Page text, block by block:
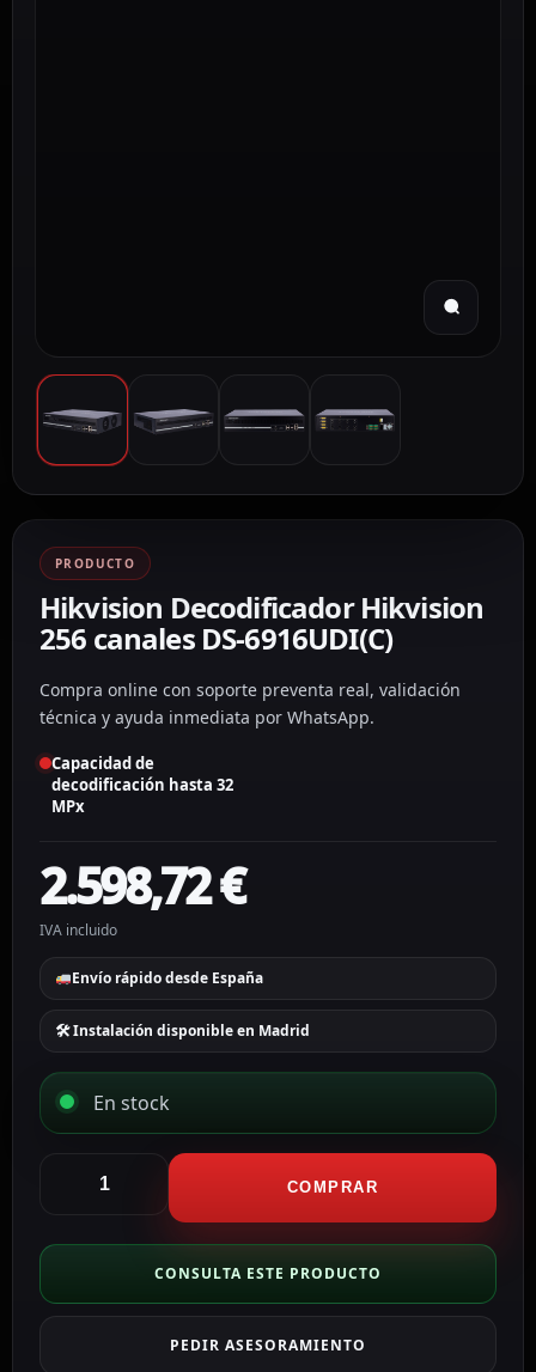
PRODUCTO
Hikvision Decodificador Hikvision
256 canales DS-6916UDI(C)
Compra online con soporte preventa real, validación
técnica y ayuda inmediata por WhatsApp.
Capacidad de
decodificación hasta 32
MPx
2.598,72€
IVA incluido
Envío rápido desde España
🛠 Instalación disponible en Madrid
En stock
Decodificador
256
DS-
6916UDI(C)
COMPRAR
CONSULTA ESTE PRODUCTO
PEDIR ASESORAMIENTO